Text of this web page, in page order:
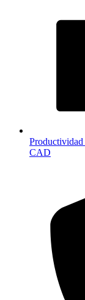
Productividad
CAD